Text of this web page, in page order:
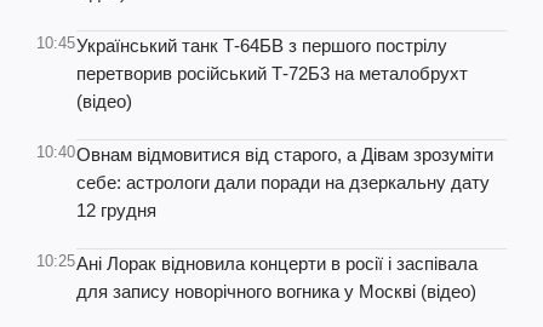
10:45Український танк Т-64БВ з першого пострілу
перетворив російський Т-72Б3 на металобрухт
(відео)
10:40Овнам відмовитися від старого, а Дівам зрозуміти
себе: астрологи дали поради на дзеркальну дату
12 грудня
10:25Ані Лорак відновила концерти в росії і заспівала
для запису новорічного вогника у Москві (відео)